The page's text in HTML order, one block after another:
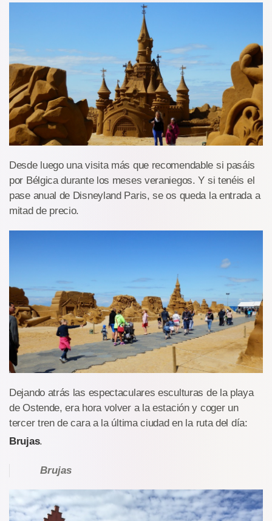
Desde luego una visita más que recomendable si pasáis
por Bélgica durante los meses veraniegos. Y si tenéis el
pase anual de Disneyland Paris, se os queda la entrada a
mitad de precio.
Dejando atrás las espectaculares esculturas de la playa
de Ostende, era hora volver a la estación y coger un
tercer tren de cara a la última ciudad en la ruta del día:
Brujas.
Brujas